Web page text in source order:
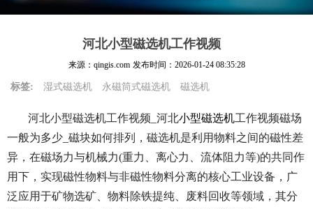
河北小型磁选机工作视频
来源：qingis.com 发布时间： 2026-01-24 08:35:28
标签: 湿式磁选机 永磁筒式磁选机 磁选机
河北小型磁选机工作视频_河北小型磁选机工作视频磁场
一般为多少_磁块如何排列，磁选机是利用物料之间的磁性差
异，在磁场力与机械力(重力、离心力、流体阻力等)的共同作
用下，实现磁性物料与非磁性物料分离的核心工业设备，广
泛应用于矿物选矿、物料除铁提纯、废料回收等领域，其分